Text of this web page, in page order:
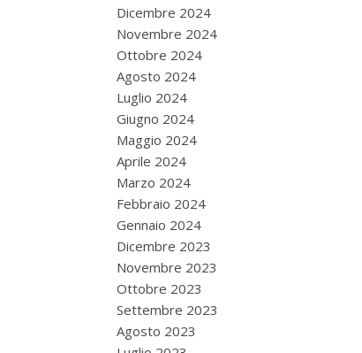
Dicembre 2024
Novembre 2024
Ottobre 2024
Agosto 2024
Luglio 2024
Giugno 2024
Maggio 2024
Aprile 2024
Marzo 2024
Febbraio 2024
Gennaio 2024
Dicembre 2023
Novembre 2023
Ottobre 2023
Settembre 2023
Agosto 2023